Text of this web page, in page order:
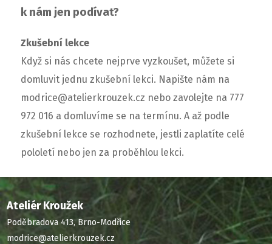
k nám jen podívat?
Zkušební lekce
Když si nás chcete nejprve vyzkoušet, můžete si
domluvit jednu zkušební lekci. Napište nám na
modrice@atelierkrouzek.cz nebo zavolejte na 777
972 016 a domluvíme se na termínu. A až podle
zkušební lekce se rozhodnete, jestli zaplatíte celé
pololetí nebo jen za proběhlou lekci.
Ateliér Kroužek
Poděbradova 413, Brno-Modřice
modrice@atelierkrouzek.cz